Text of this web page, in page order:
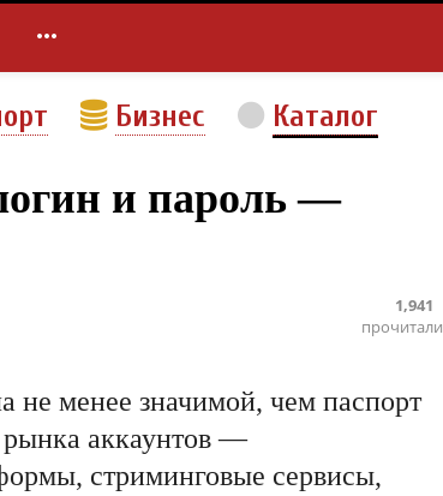

Бизнес Каталог
и пароль —
1,941
прочитали
не менее значимой, чем паспорт
рынка аккаунтов —
стриминговые сервисы,